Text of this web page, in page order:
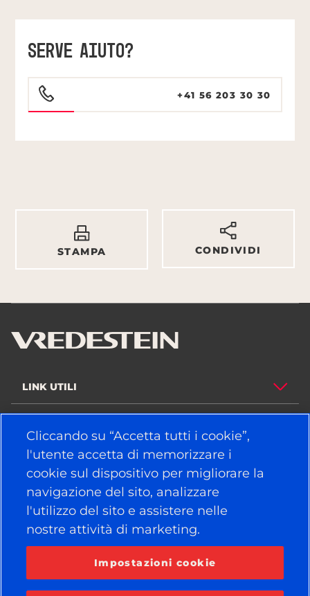
SERVE AIUTO?
+41 56 203 30 30
STAMPA CONDIVIDI
LINK UTILI
POLITICA
AZIENDA
RESTA COLLEGATO
YouTube
Cliccando su “Accetta tutti i cookie”,
l'utente accetta di memorizzare i
cookie sul dispositivo per migliorare la
navigazione del sito, analizzare
l'utilizzo del sito e assistere nelle
nostre attività di marketing.
Impostazioni cookie